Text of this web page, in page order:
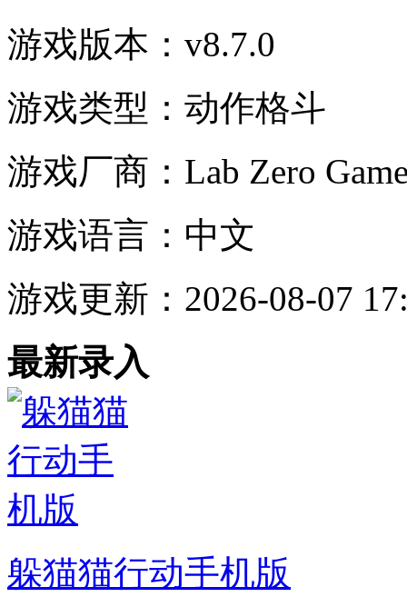
游戏版本： v8.7.0
游戏类型： 动作格斗
游戏厂商： Lab Zero
游戏语言： 中文
游戏更新： 2026-08-07
最新录入
躲猫猫行动手机版